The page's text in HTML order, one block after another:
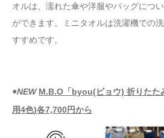
オルは、濡れた傘や洋服やバッグにつ
ができます。ミニタオルは洗濯機での
すすめです。
●NEW M.B.O「byou(ビョウ) 折りたた
用4色)各7,700円から